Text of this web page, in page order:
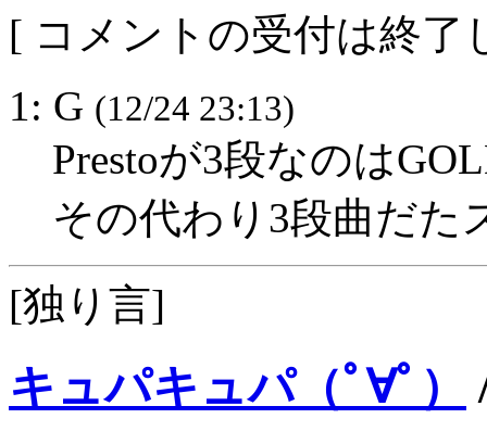
[ コメントの受付は終了
1: G (12/24 23:13)
Prestoが3段なのは
その代わり3段曲だた
[独り言]
キュパキュパ（ﾟ∀ﾟ）